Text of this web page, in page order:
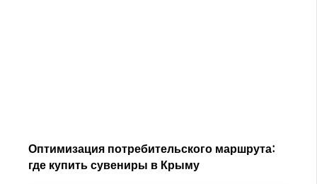
Оптимизация потребительского маршрута:
где купить сувениры в Крыму